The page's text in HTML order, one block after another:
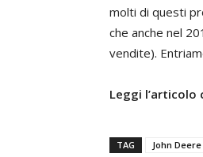
molti di questi
che anche nel
vendite).
Leggi l’articolo
TAG John Deere